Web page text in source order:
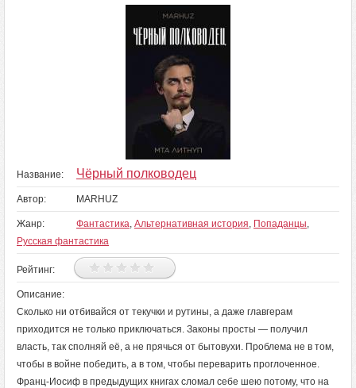
Название: Чёрный полководец
Автор: MARHUZ
Жанр: Фантастика, Альтернативная история, Попаданцы,
Русская фантастика
Рейтинг:
Описание:
Сколько ни отбивайся от текучки и рутины, а даже главгерам
приходится не только приключаться. Законы просты — получил
власть, так сполняй её, а не прячься от бытовухи. Проблема не в том,
чтобы в войне победить, а в том, чтобы переварить проглоченное.
Франц-Иосиф в предыдущих книгах сломал себе шею потому, что на